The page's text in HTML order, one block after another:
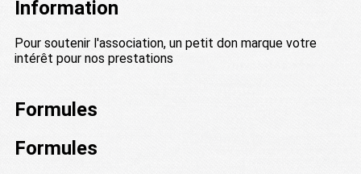
Information
Pour soutenir l'association, un petit don marque votre
intérêt pour nos prestations
Formules
Formules